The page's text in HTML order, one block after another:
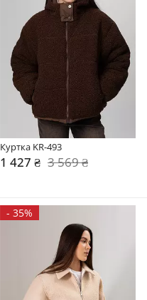
Куртка KR-493
1 427 ₴ 3 569 ₴
- 35%